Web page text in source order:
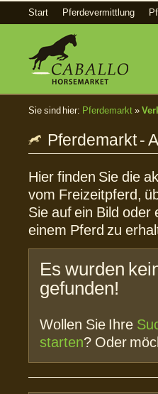
Start Pferdevermittlung
Sie sind hier: Pferdemarkt »
Pferdemarkt -
Hier finden Sie die
vom Freizeitpferd,
Sie auf ein Bild oder
einem Pferd zu
Es wurden
gefunden!
Wollen Sie Ihre
starten? Oder